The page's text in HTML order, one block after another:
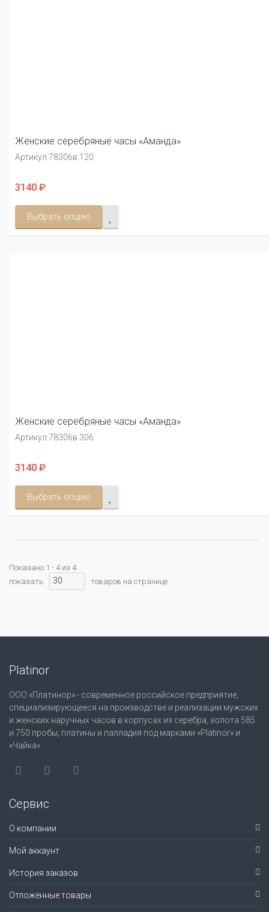
Женские серебряные часы «Аманда»
Артикул:78306в.120
3140 ₽
Выбрать опцию
Женские серебряные часы «Аманда»
Артикул:78306в.306
3140 ₽
Выбрать опцию
Показано 1 - 4 из 4
показать:
30 товаров на странице
Platinor
ООО «Платинор» - современное российское предприятие,
специализирующееся на производстве и реализации мужских
и женских наручных часов в корпусах из серебра, золота 585
и 750 пробы, платины и палладия под марками «Platinor» и
«Чайка»
Сервис
О компании
Мой аккаунт
История заказов
Отложенные товары